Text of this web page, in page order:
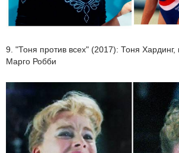
9. "Тоня против всех" (2017): Тоня Хардинг,
Марго Робби